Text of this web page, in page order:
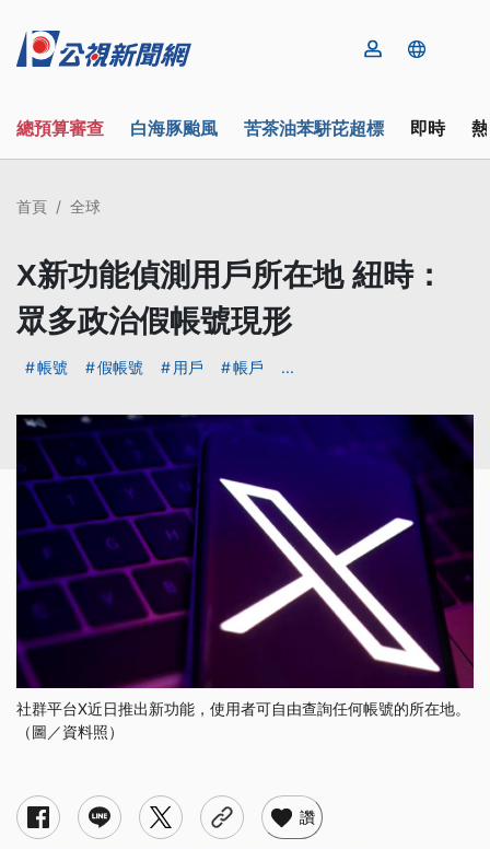
總預算審查 白海豚颱風 苦茶油苯駢芘超標 即時
首頁 全球
X新功能偵測用戶所在地 紐時：
眾多政治假帳號現形
帳號 假帳號 用戶 帳戶 ...
社群平台X近日推出新功能，使用者可自由查詢任何帳號的所在地。
（圖／資料照）
讚